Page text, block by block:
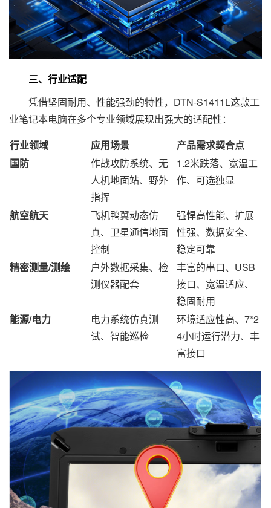
三、行业适配
凭借坚固耐用、性能强劲的特性，DTN-S1411L这款工
业笔记本电脑在多个专业领域展现出强大的适配性：
行业领域
应用场景
产品需求契合点
国防
作战攻防系统、无
人机地面站、野外
指挥
1.2米跌落、宽温工
作、可选独显
航空航天
飞机鸭翼动态仿
真、卫星通信地面
控制
强悍高性能、扩展
性强、数据安全、
稳定可靠
精密测量/测绘
户外数据采集、检
测仪器配套
丰富的串口、USB
接口、宽温适应、
稳固耐用
能源/电力
电力系统仿真测
试、智能巡检
环境适应性高、7*2
4小时运行潜力、丰
富接口